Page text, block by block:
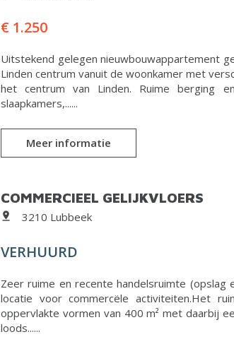
€ 1.250
Uitstekend gelegen nieuwbouwappartement
Linden centrum vanuit de woonkamer met
het centrum van Linden. Ruime berging
slaapkamers,......
Meer informatie
COMMERCIEEL GELIJKVLOERS
3210 Lubbeek
VERHUURD
Zeer ruime en recente handelsruimte
locatie voor commercële activiteiten.Het
oppervlakte vormen van 400 m² met daarbij
loods......